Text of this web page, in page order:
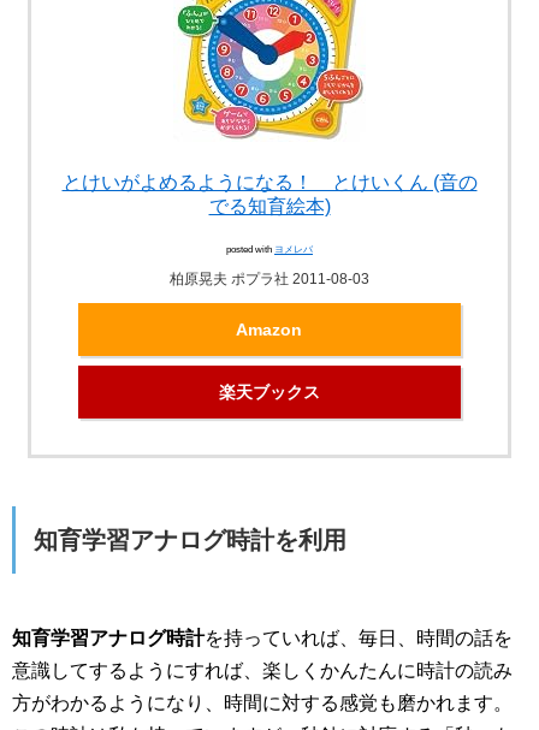
とけいがよめるようになる！ とけいくん (音の
でる知育絵本)
posted with ヨメレバ
柏原晃夫 ポプラ社 2011-08-03
Amazon
楽天ブックス
知育学習アナログ時計を利用
知育学習アナログ時計を持っていれば、毎日、時間の話を
意識してするようにすれば、楽しくかんたんに時計の読み
方がわかるようになり、時間に対する感覚も磨かれます。